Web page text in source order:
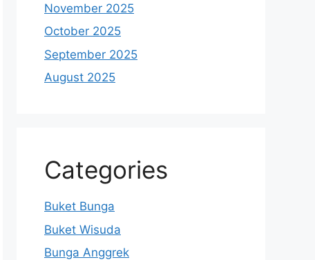
November 2025
October 2025
September 2025
August 2025
Categories
Buket Bunga
Buket Wisuda
Bunga Anggrek